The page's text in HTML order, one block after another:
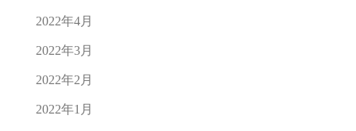
2022年4月
2022年3月
2022年2月
2022年1月